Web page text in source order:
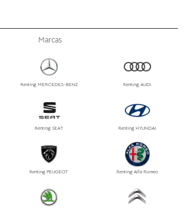
Marcas
Renting MERCEDES-BENZ Renting AUDI
Renting SEAT Renting HYUNDAI
Renting PEUGEOT Renting Alfa Romeo